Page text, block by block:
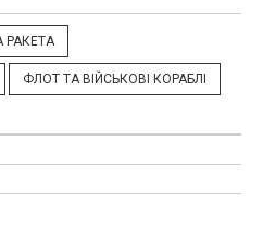
РАКЕТА
ФЛОТ ТА ВІЙСЬКОВІ КОРАБЛІ